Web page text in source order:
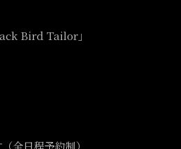
Bird Tailor」
全日程予約制）